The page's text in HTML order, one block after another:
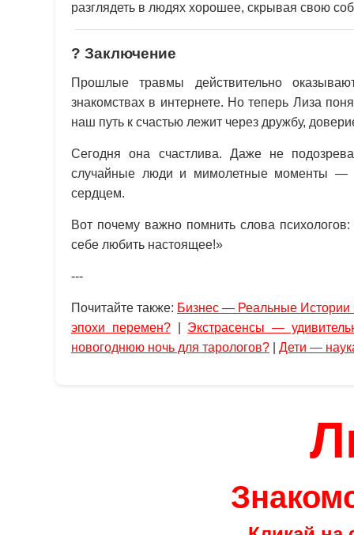
разглядеть в людях хорошее, скрывая свою
? Заключение
Прошлые травмы действительно
знакомствах в интернете. Но теперь Лиза
наш путь к счастью лежит через дружбу,
Сегодня она счастлива. Даже не
случайные люди и мимолетные моменты —
сердцем.
Вот почему важно помнить слова
себе любить настоящее!»
---
Почитайте также: Бизнес — Реальные
эпохи перемен?| Экстрасенсы —
новогоднюю ночь для тарологов?
Дети —